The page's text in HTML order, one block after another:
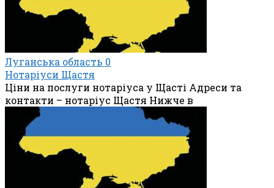
Луганська область 0
Нотаріуси Щастя
Ціни на послуги нотаріуса у Щасті Адреси та
контакти – нотаріус Щастя Нижче в